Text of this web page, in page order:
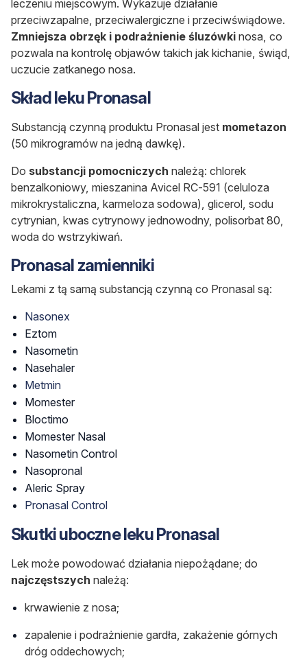
leczeniu miejscowym. Wykazuje działanie
przeciwzapalne, przeciwalergiczne i przeciwświądowe.
Zmniejsza obrzęk i podrażnienie śluzówki nosa, co
pozwala na kontrolę objawów takich jak kichanie, świąd,
uczucie zatkanego nosa.
Skład leku Pronasal
Substancją czynną produktu Pronasal jest mometazon
(50 mikrogramów na jedną dawkę).
Do substancji pomocniczych należą: chlorek
benzalkoniowy, mieszanina Avicel RC-591 (celuloza
mikrokrystaliczna, karmeloza sodowa), glicerol, sodu
cytrynian, kwas cytrynowy jednowodny, polisorbat 80,
woda do wstrzykiwań.
Pronasal zamienniki
Lekami z tą samą substancją czynną co Pronasal są:
Nasonex
Eztom
Nasometin
Nasehaler
Metmin
Momester
Bloctimo
Momester Nasal
Nasometin Control
Nasopronal
Aleric Spray
Pronasal Control
Skutki uboczne leku Pronasal
Lek może powodować działania niepożądane; do
najczęstszych należą:
krwawienie z nosa;
zapalenie i podrażnienie gardła, zakażenie górnych
dróg oddechowych;